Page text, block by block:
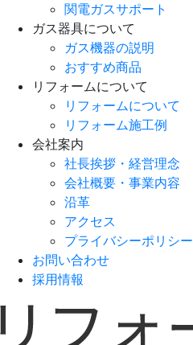
関電ガスサポート
ガス器具について
ガス機器の説明
おすすめ商品
リフォームについて
リフォームについて
リフォーム施工例
会社案内
社長挨拶・経営理念
会社概要・事業内容
沿革
アクセス
プライバシーポリシー
お問い合わせ
採用情報